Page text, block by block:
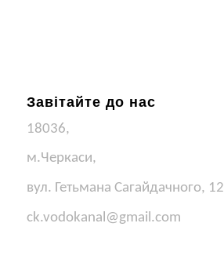
Завітайте до нас
18036,
м.Черкаси,
вул. Гетьмана Сагайдачного, 12
ck.vodokanal@gmail.com